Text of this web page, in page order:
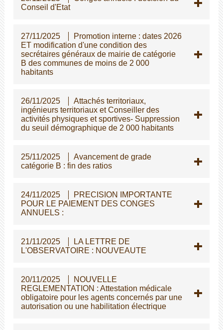
Conseil d'Etat
27/11/2025
Promotion interne : dates 2026
ET modification d'une condition des
secrétaires généraux de mairie de catégorie
B des communes de moins de 2 000
habitants
26/11/2025
Attachés territoriaux,
ingénieurs territoriaux et Conseiller des
activités physiques et sportives- Suppression
du seuil démographique de 2 000 habitants
25/11/2025
Avancement de grade
catégorie B : fin des ratios
24/11/2025
PRECISION IMPORTANTE
POUR LE PAIEMENT DES CONGES
ANNUELS :
21/11/2025
LA LETTRE DE
L'OBSERVATOIRE : NOUVEAUTE
20/11/2025
NOUVELLE
REGLEMENTATION : Attestation médicale
obligatoire pour les agents concernés par une
autorisation ou une habilitation électrique